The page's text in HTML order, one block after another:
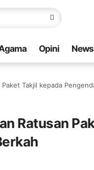
Opini News
Takjil kepada
Ratusan